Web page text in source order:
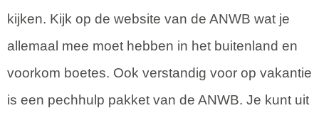
kijken. Kijk op de website van de ANWB wat je
allemaal mee moet hebben in het buitenland en
voorkom boetes. Ook verstandig voor op vakantie
is een pechhulp pakket van de ANWB. Je kunt uit